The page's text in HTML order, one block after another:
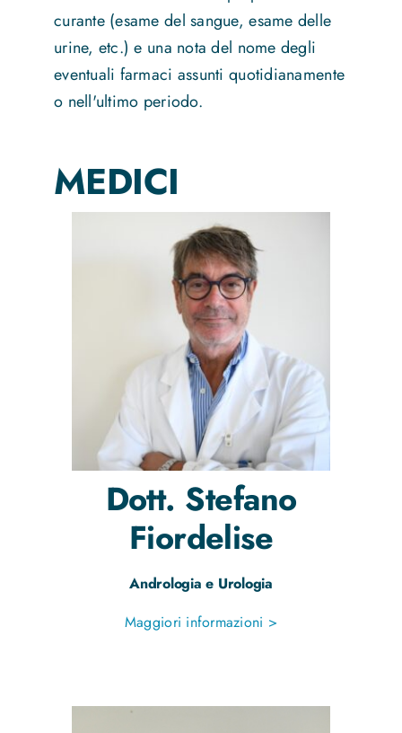
curante (esame del sangue, esame delle
urine, etc.) e una nota del nome degli
eventuali farmaci assunti quotidianamente
o nell'ultimo periodo.
MEDICI
Dott. Stefano
Fiordelise
Andrologia e Urologia
Maggiori informazioni >